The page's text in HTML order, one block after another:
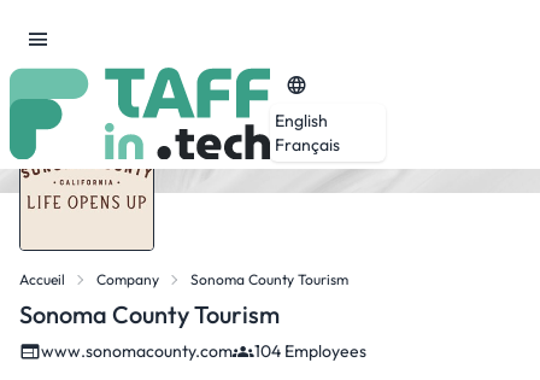
English
Français
Accueil Company Sonoma County Tourism
Sonoma County Tourism
www.sonomacounty.com 104 Employees